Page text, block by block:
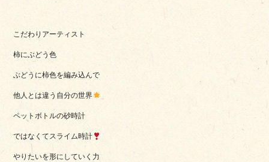
こだわりアーティスト
柿にぶどう色
ぶどうに柿色を編み込んで
他人とは違う自分の世界
ペットボトルの砂時計
ではなくてスライム時計
やりたいを形にしていく力